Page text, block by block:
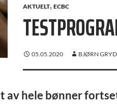
AKTUELT, ECBC
05.05.2020 BJØRN
av hele bønner